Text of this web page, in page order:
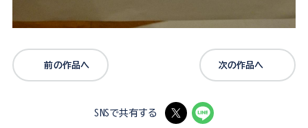
前の作品へ 次の作品へ
SNSで共有する